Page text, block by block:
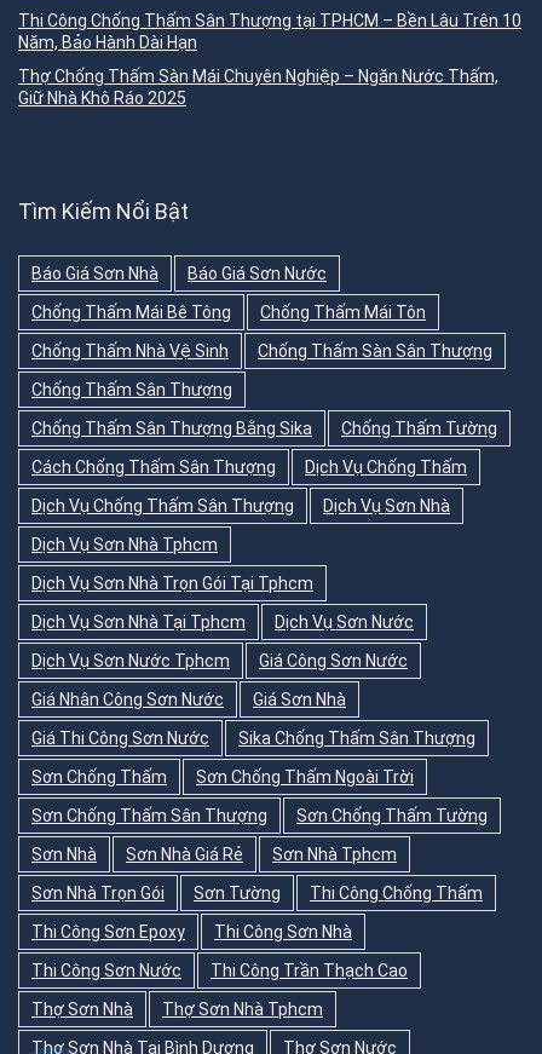
Thi Công Chống Thấm Sân Thượng tại TPHCM – Bền Lâu Trên 10
Năm, Bảo Hành Dài Hạn
Thợ Chống Thấm Sàn Mái Chuyên Nghiệp – Ngăn Nước Thấm,
Giữ Nhà Khô Ráo 2025
Tìm Kiếm Nổi Bật
Báo Giá Sơn Nhà
Báo Giá Sơn Nước
Chống Thấm Mái Bê Tông
Chống Thấm Mái Tôn
Chống Thấm Nhà Vệ Sinh
Chống Thấm Sàn Sân Thượng
Chống Thấm Sân Thượng
Chống Thấm Sân Thượng Bằng Sika
Chống Thấm Tường
Cách Chống Thấm Sân Thượng
Dịch Vụ Chống Thấm
Dịch Vụ Chống Thấm Sân Thượng
Dịch Vụ Sơn Nhà
Dịch Vụ Sơn Nhà Tphcm
Dịch Vụ Sơn Nhà Trọn Gói Tại Tphcm
Dịch Vụ Sơn Nhà Tại Tphcm
Dịch Vụ Sơn Nước
Dịch Vụ Sơn Nước Tphcm
Giá Công Sơn Nước
Giá Nhân Công Sơn Nước
Giá Sơn Nhà
Giá Thi Công Sơn Nước
Sika Chống Thấm Sân Thượng
Sơn Chống Thấm
Sơn Chống Thấm Ngoài Trời
Sơn Chống Thấm Sân Thượng
Sơn Chống Thấm Tường
Sơn Nhà
Sơn Nhà Giá Rẻ
Sơn Nhà Tphcm
Sơn Nhà Trọn Gói
Sơn Tường
Thi Công Chống Thấm
Thi Công Sơn Epoxy
Thi Công Sơn Nhà
Thi Công Sơn Nước
Thi Công Trần Thạch Cao
Thợ Sơn Nhà
Thợ Sơn Nhà Tphcm
Thợ Sơn Nhà Tại Bình Dương
Thợ Sơn Nước